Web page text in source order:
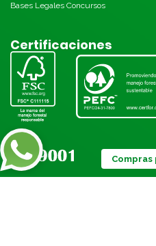
Bases Legales Concursos
Certificaciones
Compras